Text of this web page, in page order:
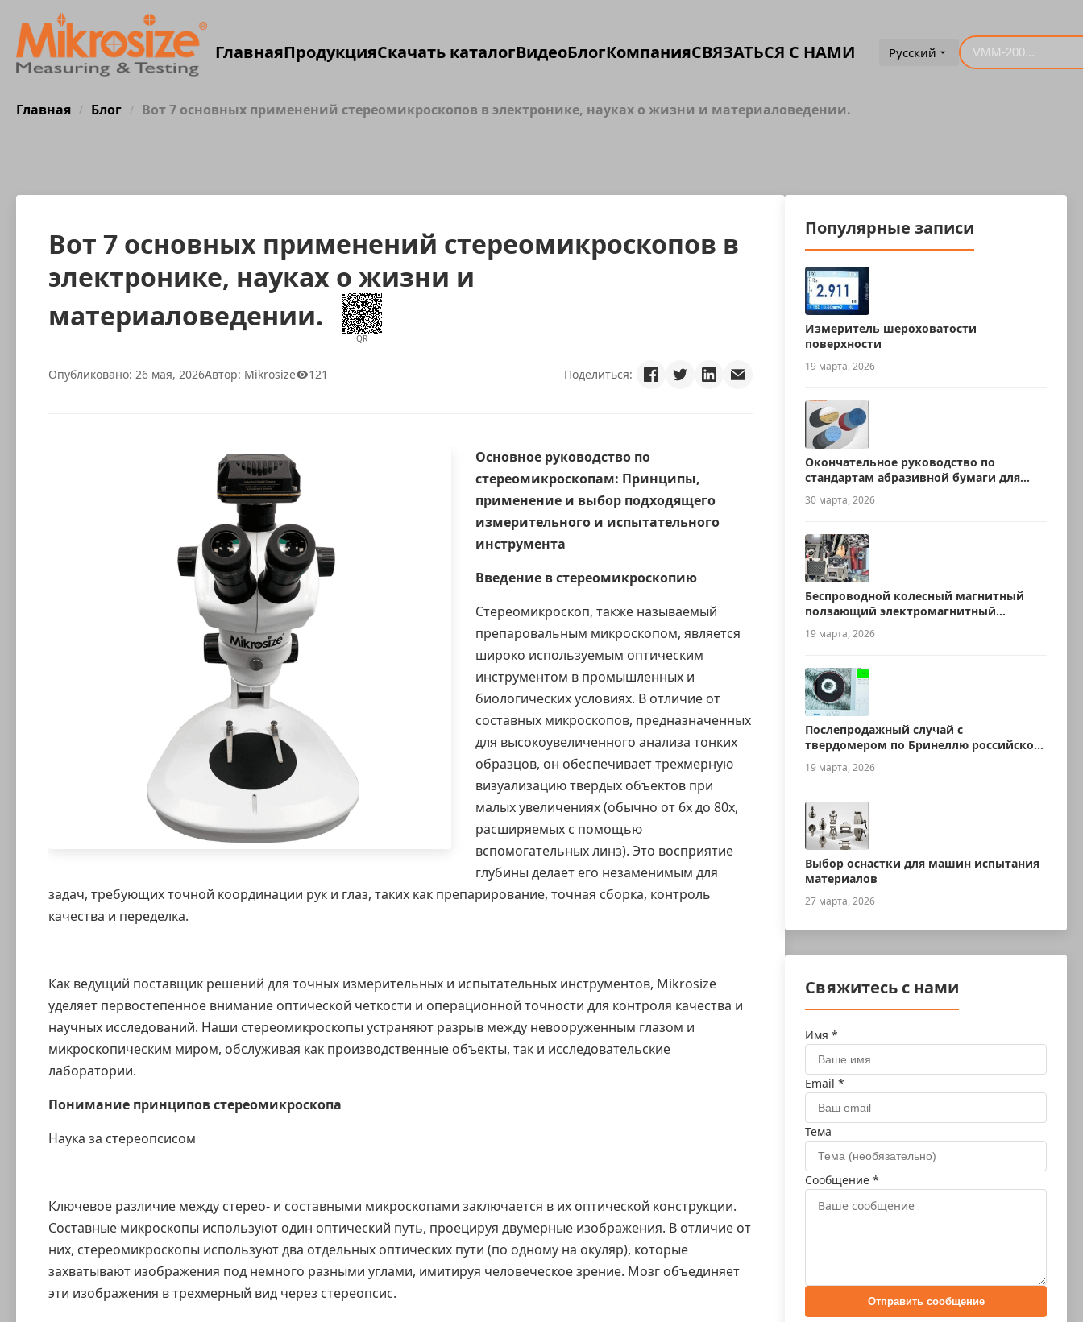
ГлавнаяПродукцияСкачать каталогВидеоБлогКомпанияСВЯЗАТЬСЯ С НАМИ Русский
Главная / Блог / Вот 7 основных применений стереомикроскопов в электронике, науках о жизни и материаловедении.
Вот 7 основных применений стереомикроскопов в
электронике, науках о жизни и
материаловедении.
QR
Опубликовано: 26 мая, 2026Автор: Mikrosize 121 Поделиться:
Основное руководство по
стереомикроскопам: Принципы,
применение и выбор подходящего
измерительного и испытательного
инструмента
Введение в стереомикроскопию
Стереомикроскоп, также называемый
препаровальным микроскопом, является
широко используемым оптическим
инструментом в промышленных и
биологических условиях. В отличие от
составных микроскопов, предназначенных
для высокоувеличенного анализа тонких
образцов, он обеспечивает трехмерную
визуализацию твердых объектов при
малых увеличениях (обычно от 6x до 80x,
расширяемых с помощью
вспомогательных линз). Это восприятие
глубины делает его незаменимым для
задач, требующих точной координации рук и глаз, таких как препарирование, точная сборка, контроль
качества и переделка.
Как ведущий поставщик решений для точных измерительных и испытательных инструментов, Mikrosize
уделяет первостепенное внимание оптической четкости и операционной точности для контроля качества и
научных исследований. Наши стереомикроскопы устраняют разрыв между невооруженным глазом и
микроскопическим миром, обслуживая как производственные объекты, так и исследовательские
лаборатории.
Понимание принциповстереомикроскопа
Наука за стереопсисом
Ключевое различие между стерео- и составными микроскопами заключается в их оптической конструкции.
Составные микроскопы используют один оптический путь, проецируя двумерные изображения. В отличие от
них, стереомикроскопы используют два отдельных оптических пути (по одному на окуляр), которые
захватывают изображения под немного разными углами, имитируя человеческое зрение. Мозг объединяет
эти изображения в трехмерный вид через стереопсис.
Популярные записи
Измеритель шероховатости
поверхности
19 марта, 2026
Окончательное руководство по
стандартам абразивной бумаги для
металлографии
30 марта, 2026
Беспроводной колесный магнитный
ползающий электромагнитный
ультразвуковой робот для измерения
толщины
19 марта, 2026
Послепродажный случай с
твердомером по Бринеллю российского
производства
19 марта, 2026
Выбор оснастки для машин испытания
материалов
27 марта, 2026
Свяжитесь с нами
Имя *
Email *
Тема
Сообщение *
Отправить сообщение